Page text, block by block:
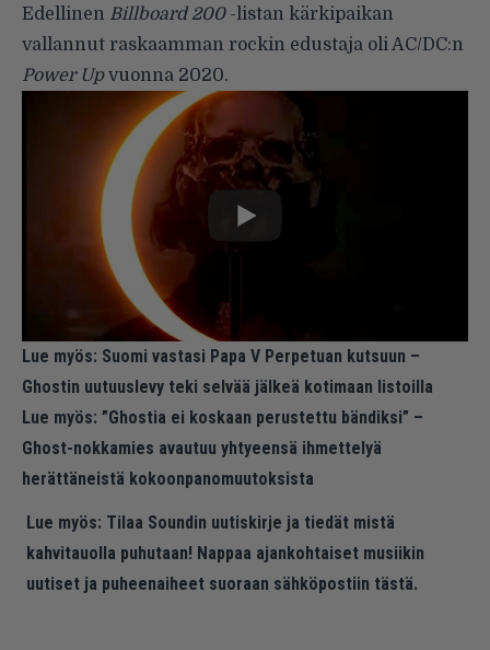
Edellinen Billboard 200-listan kärkipaikan
vallannut raskaamman rockin edustaja oli AC/DC:n
Power Upvuonna 2020.
Lue myös: Suomi vastasi Papa V Perpetuan kutsuun –
Ghostin uutuuslevy teki selvää jälkeä kotimaan listoilla
Lue myös: ”Ghostia ei koskaan perustettu bändiksi” –
Ghost-nokkamies avautuu yhtyeensä ihmettelyä
herättäneistä kokoonpanomuutoksista
Lue myös: Tilaa Soundin uutiskirje ja tiedät mistä
kahvitauolla puhutaan! Nappaa ajankohtaiset musiikin
uutiset ja puheenaiheet suoraan sähköpostiin tästä.